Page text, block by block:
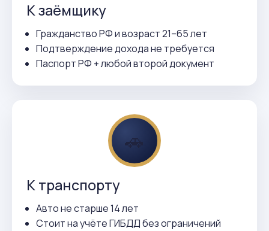
К заёмщику
Гражданство РФ и возраст 21–65 лет
Подтверждение дохода не требуется
Паспорт РФ + любой второй документ
🚗
К транспорту
Авто не старше 14 лет
Стоит на учёте ГИБДД без ограничений